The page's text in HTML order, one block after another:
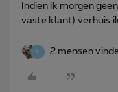
Indien ik morgen
vaste klant) verhuis
S 2 mensen